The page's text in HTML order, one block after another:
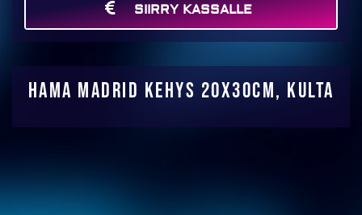
SIIRRY KASSALLE
Hama Madrid kehys 20x30cm, kulta